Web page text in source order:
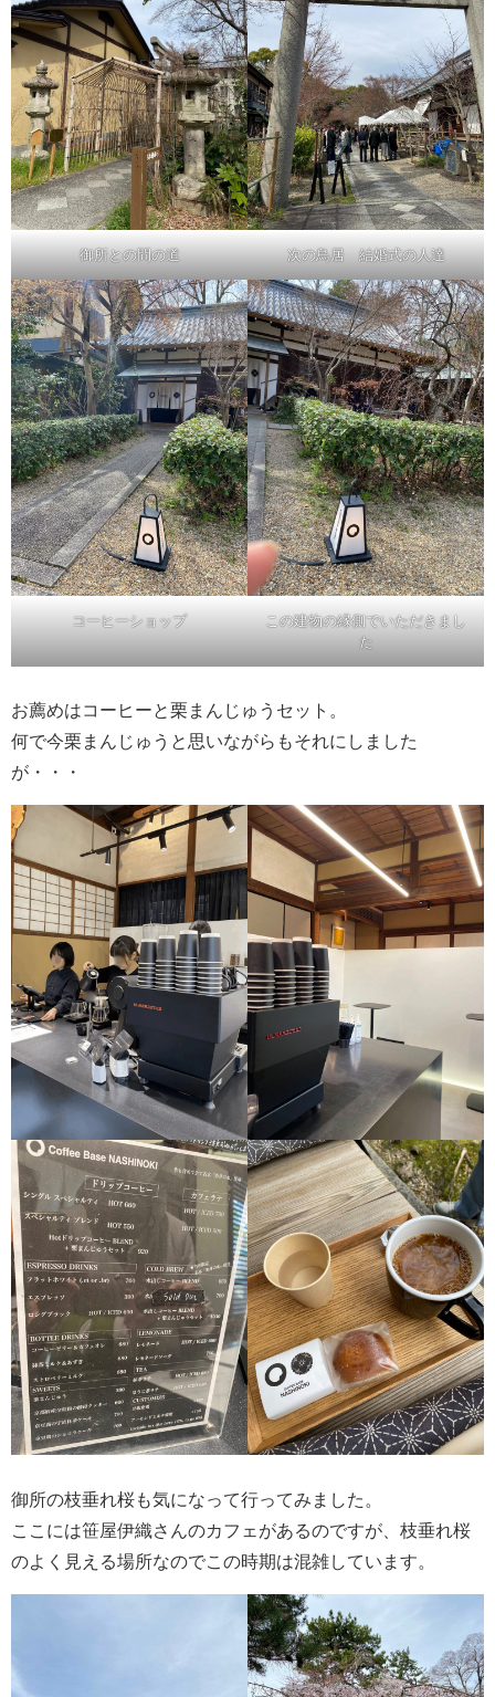
御所との間の道 次の鳥居 結婚式の人達
コーヒーショップ
この建物の縁側でいただきまし
た
お薦めはコーヒーと栗まんじゅうセット。
何で今栗まんじゅうと思いながらもそれにしました
が・・・
御所の枝垂れ桜も気になって行ってみました。
ここには笹屋伊織さんのカフェがあるのですが、枝垂れ桜
のよく見える場所なのでこの時期は混雑しています。